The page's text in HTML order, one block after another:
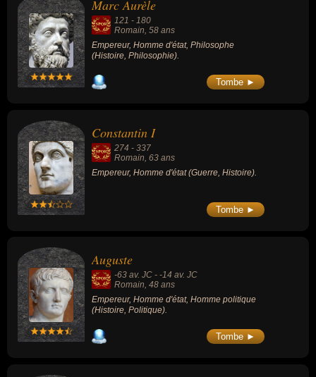
Marc Aurèle
121 - 180
Romain, 58 ans
Empereur, Homme d'état, Philosophe
(Histoire, Philosophie).
Tombe ►
Constantin I
274 - 337
Romain, 63 ans
Empereur, Homme d'état (Guerre, Histoire).
Tombe ►
Auguste
-63 av. JC - -14 av. JC
Romain, 48 ans
Empereur, Homme d'état, Homme politique
(Histoire, Politique).
Tombe ►